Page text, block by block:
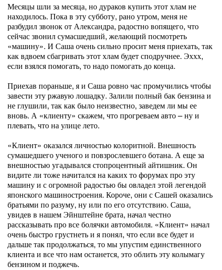
Месяцы шли за месяца, но дураков купить этот хлам не
находилось. Пока в эту субботу, рано утром, меня не
разбудил звонок от Александра, радостно вопящего, что
сейчас звонил сумасшедший, желающий посмотреть
«машину». И Саша очень сильно просит меня приехать, так
как вдвоем сбагривать этот хлам будет сподручнее. Эххх,
если взялся помогать, то надо помогать до конца.
Приехав пораньше, я и Саша ровно час промучились чтобы
завести эту ржавую лошадку. Залили полный бак бензина и
не глушили, так как было неизвестно, заведем ли мы ее
вновь. А «клиенту» скажем, что прогреваем авто – ну и
плевать, что на улице лето.
«Клиент» оказался личностью колоритной. Внешность
сумашедшего ученого и повзрослевшего ботана. А еще за
внешностью угадывался стопроцентный айтишник. Он
видите ли тоже начитался на каких то форумах про эту
машину и с огромной радостью бы овладел этой легендой
японского машиностроения. Короче, они с Сашей оказались
братьями по разуму, ну или по его отсутствию. Саша,
увидев в нашем Эйнштейне брата, начал честно
рассказывать про все болячки автомобиля. «Клиент» начал
очень быстро грустнеть и я понял, что если все будет и
дальше так продолжаться, то мы упустим единственного
клиента и все что нам останется, это облить эту колымагу
бензином и поджечь.